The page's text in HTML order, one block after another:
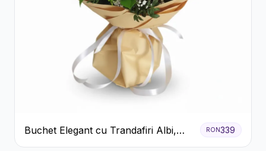
Buchet Elegant cu Trandafiri Albi,
Hortensie și Crizanteme Crem
RON339